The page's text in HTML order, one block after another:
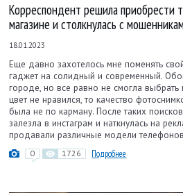
Корреспондент решила приобрести
магазине и столкнулась с
18.01.2023
Еще давно захотелось мне поменять
гаджет на солидный и современный.
городе, но все равно не смогла
цвет не нравился, то качество
была не по карману. После таких
залезла в инстаграм и наткнулась на
продавали различные модели
0 1726 Подробнее